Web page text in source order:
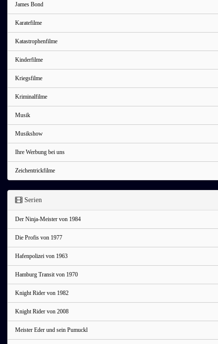
James Bond
Karatefilme
Katastrophenfilme
Kinderfilme
Kriegsfilme
Kriminalfilme
Musik
Musikshow
Ihre Werbung bei uns
Zeichentrickfilme
Serien
Der Ninja-Meister von 1984
Die Profis von 1977
Hafenpolizei von 1963
Hamburg Transit von 1970
Knight Rider von 1982
Knight Rider von 2008
Meister Eder und sein Pumuckl